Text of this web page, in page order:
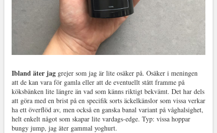
Ibland äter jaggrejer som jag är lite osäker på. Osäker i meningen
att de kan vara för gamla eller att de eventuellt stått framme på
köksbänken lite längre än vad som känns riktigt bekvämt. Det har dels
att göra med en brist på en specifik sorts äckelkänslor som vissa verkar
ha ett överflöd av, men också en ganska banal variant på våghalsighet,
helt enkelt något som skapar lite vardags-edge. Typ: vissa hoppar
bungy jump, jag äter gammal yoghurt.